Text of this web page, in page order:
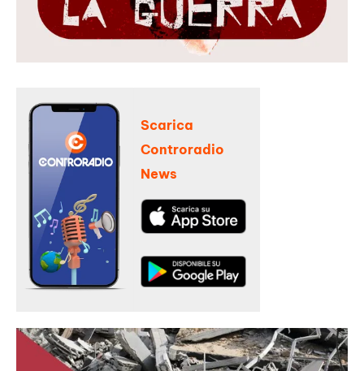
Scarica
Controradio
News